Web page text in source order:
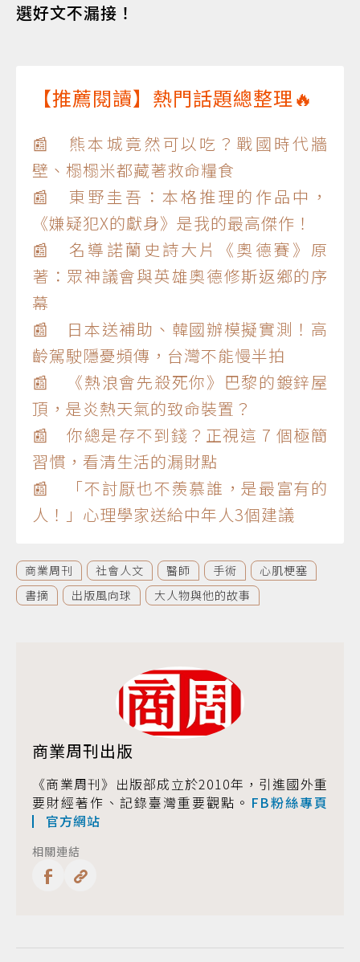
選好文不漏接！
【推薦閱讀】熱門話題總整理🔥
📰 熊本城竟然可以吃？戰國時代牆
壁、榻榻米都藏著救命糧食
📰 東野圭吾：本格推理的作品中，
《嫌疑犯X的獻身》是我的最高傑作！
📰 名導諾蘭史詩大片《奧德賽》原
著：眾神議會與英雄奧德修斯返鄉的序
幕
📰 日本送補助、韓國辦模擬實測！高
齡駕駛隱憂頻傳，台灣不能慢半拍
📰 《熱浪會先殺死你》巴黎的鍍鋅屋
頂，是炎熱天氣的致命裝置？
📰 你總是存不到錢？正視這 7 個極簡
習慣，看清生活的漏財點
📰 「不討厭也不羨慕誰，是最富有的
人！」心理學家送給中年人3個建議
商業周刊 社會人文 醫師 手術
心肌梗塞
書摘
出版風向球 大人物與他的故事
商業周刊出版
《商業周刊》出版部成立於2010年，引進國外重
要財經著作、記錄臺灣重要觀點。 FB粉絲專頁
▏ 官方網站
相關連結